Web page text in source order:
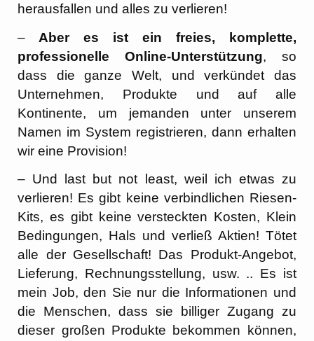
herausfallen und alles zu verlieren!
– Aber es ist ein freies, komplette,
professionelle Online-Unterstützung, so
dass die ganze Welt, und verkündet das
Unternehmen, Produkte und auf alle
Kontinente, um jemanden unter unserem
Namen im System registrieren, dann erhalten
wir eine Provision!
– Und last but not least, weil ich etwas zu
verlieren! Es gibt keine verbindlichen Riesen-
Kits, es gibt keine versteckten Kosten, Klein
Bedingungen, Hals und verließ Aktien! Tötet
alle der Gesellschaft! Das Produkt-Angebot,
Lieferung, Rechnungsstellung, usw. .. Es ist
mein Job, den Sie nur die Informationen und
die Menschen, dass sie billiger Zugang zu
dieser großen Produkte bekommen können,